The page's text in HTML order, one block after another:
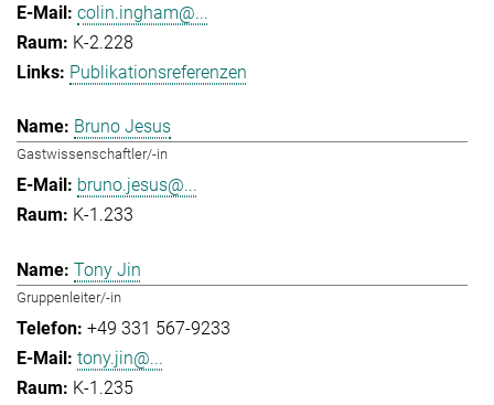
colin.ingham@...
K-2.228
Publikationsreferenzen
Bruno Jesus
Gastwissenschaftler/-in
bruno.jesus@...
K-1.233
Tony Jin
Gruppenleiter/-in
+49 331 567-9233
tony.jin@...
K-1.235